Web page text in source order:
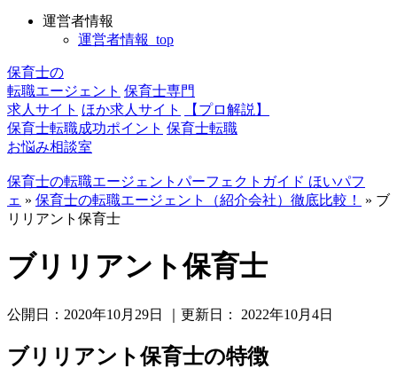
運営者情報
運営者情報_top
保育士の
転職エージェント 保育士専門
求人サイト ほか求人サイト
【プロ解説】
保育士転職成功ポイント 保育士転職
お悩み相談室
保育士の転職エージェントパーフェクトガイド ほいパフ
ェ » 保育士の転職エージェント（紹介会社）徹底比較！ » ブ
リリアント保育士
ブリリアント保育士
公開日： 2020年10月29日 ｜更新日： 2022年10月4日
ブリリアント保育士の特徴